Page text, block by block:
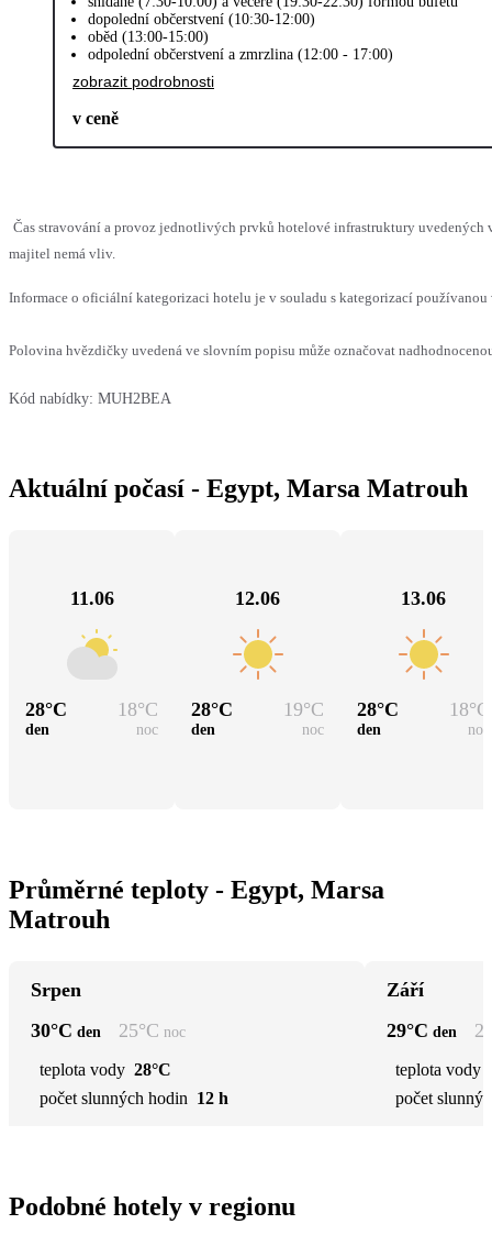
dopolední občerstvení (10:30-12:00)
oběd (13:00-15:00)
odpolední občerstvení a zmrzlina (12:00 - 17:00)
zobrazit podrobnosti
v ceně
Čas stravování a provoz jednotlivých prvků hotelové infrastruktury uvedených
majitel nemá vliv.
Informace o oficiální kategorizaci hotelu je v souladu s kategorizací
Polovina hvězdičky uvedená ve slovním popisu může označovat
Kód nabídky: MUH2BEA
Aktuální počasí - Egypt, Marsa Matrouh
11.06
28°C 18°C
den noc
12.06
28°C 19°C
den noc
13.06
28°C 18°C
den noc
Průměrné teploty - Egypt, Marsa
Matrouh
Srpen
30°C den 25°C noc
teplota vody 28°C
počet slunných hodin 12 h
Září
29°C den
teplota vody
počet
Podobné hotely v regionu